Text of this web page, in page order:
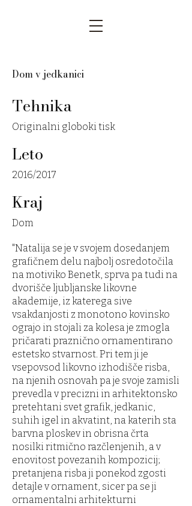
Dom v jedkanici
Tehnika
Originalni globoki tisk
Leto
2016/2017
Kraj
Dom
"Natalija se je v svojem dosedanjem
grafičnem delu najbolj osredotočila
na motiviko Benetk, sprva pa tudi na
dvorišče ljubljanske likovne
akademije, iz katerega sive
vsakdanjosti z monotono kovinsko
ograjo in stojali za kolesa je zmogla
pričarati praznično ornamentirano
estetsko stvarnost. Pri tem ji je
vsepovsod likovno izhodišče risba,
na njenih osnovah pa je svoje zamisli
prevedla v precizni in arhitektonsko
pretehtani svet grafik, jedkanic,
suhih igel in akvatint, na katerih sta
barvna ploskev in obrisna črta
nosilki ritmično razčlenjenih, a v
enovitost povezanih kompozicij;
pretanjena risba ji ponekod zgosti
detajle v ornament, sicer pa se ji
ornamentalni arhitekturni